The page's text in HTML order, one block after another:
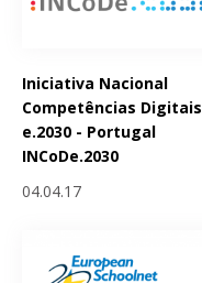
Iniciativa Nacional
Competências Digitais
e.2030 - Portugal
INCoDe.2030
04.04.17